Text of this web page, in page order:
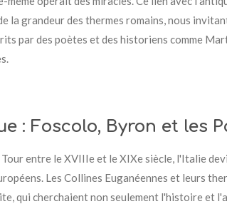
la grandeur des thermes romains, nous
par des poètes et des historiens comme
: Foscolo, Byron et les
Tour entre le XVIIIe et le XIXe siècle, l'Italie
Les Collines Euganéennes et leurs
qui cherchaient non seulement l'histoire et